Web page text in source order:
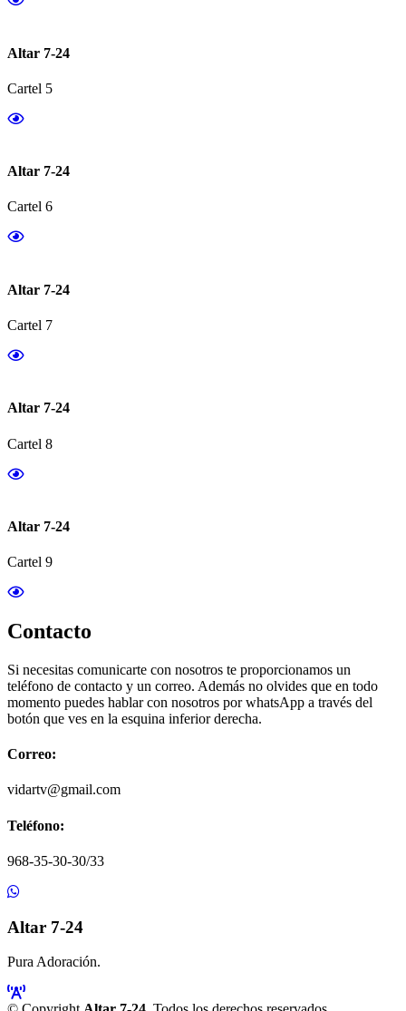
Altar 7-24
Cartel 5
Altar 7-24
Cartel 6
Altar 7-24
Cartel 7
Altar 7-24
Cartel 8
Altar 7-24
Cartel 9
Contacto
Si necesitas comunicarte con nosotros te proporcionamos un
teléfono de contacto y un correo. Además no olvides que en todo
momento puedes hablar con nosotros por whatsApp a través del
botón que ves en la esquina inferior derecha.
Correo:
vidartv@gmail.com
Teléfono:
968-35-30-30/33
Altar 7-24
Pura Adoración.